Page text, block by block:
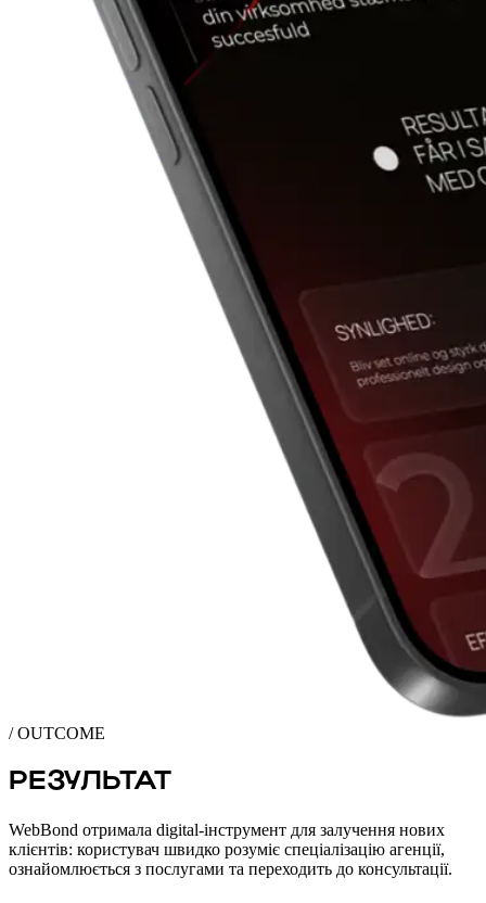
/ OUTCOME
РЕЗУЛЬТАТ
WebBond отримала digital-інструмент для залучення нових
клієнтів: користувач швидко розуміє спеціалізацію агенції,
ознайомлюється з послугами та переходить до консультації.